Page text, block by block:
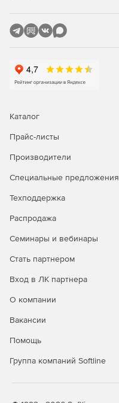
Каталог
Прайс-листы
Производители
Специальные предложения
Техподдержка
Распродажа
Семинары и вебинары
Стать партнером
Вход в ЛК партнера
О компании
Вакансии
Помощь
Группа компаний Softline